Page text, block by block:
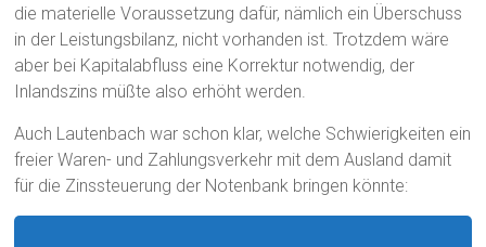
die materielle Voraussetzung dafür, nämlich ein Überschuss
in der Leistungsbilanz, nicht vorhanden ist. Trotzdem wäre
aber bei Kapitalabfluss eine Korrektur notwendig, der
Inlandszins müßte also erhöht werden.
Auch Lautenbach war schon klar, welche Schwierigkeiten ein
freier Waren- und Zahlungsverkehr mit dem Ausland damit
für die Zinssteuerung der Notenbank bringen könnte: